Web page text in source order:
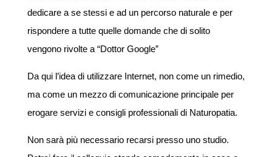
dedicare a se stessi e ad un percorso naturale e per
rispondere a tutte quelle domande che di solito
vengono rivolte a “Dottor Google”
Da qui l’idea di utilizzare Internet, non come un rimedio,
ma come un mezzo di comunicazione principale per
erogare servizi e consigli professionali di Naturopatia.
Non sarà più necessario recarsi presso uno studio.